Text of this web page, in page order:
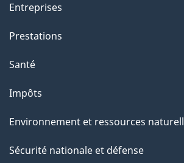
Entreprises
Prestations
Santé
Impôts
Environnement et ressources
Sécurité nationale et défense